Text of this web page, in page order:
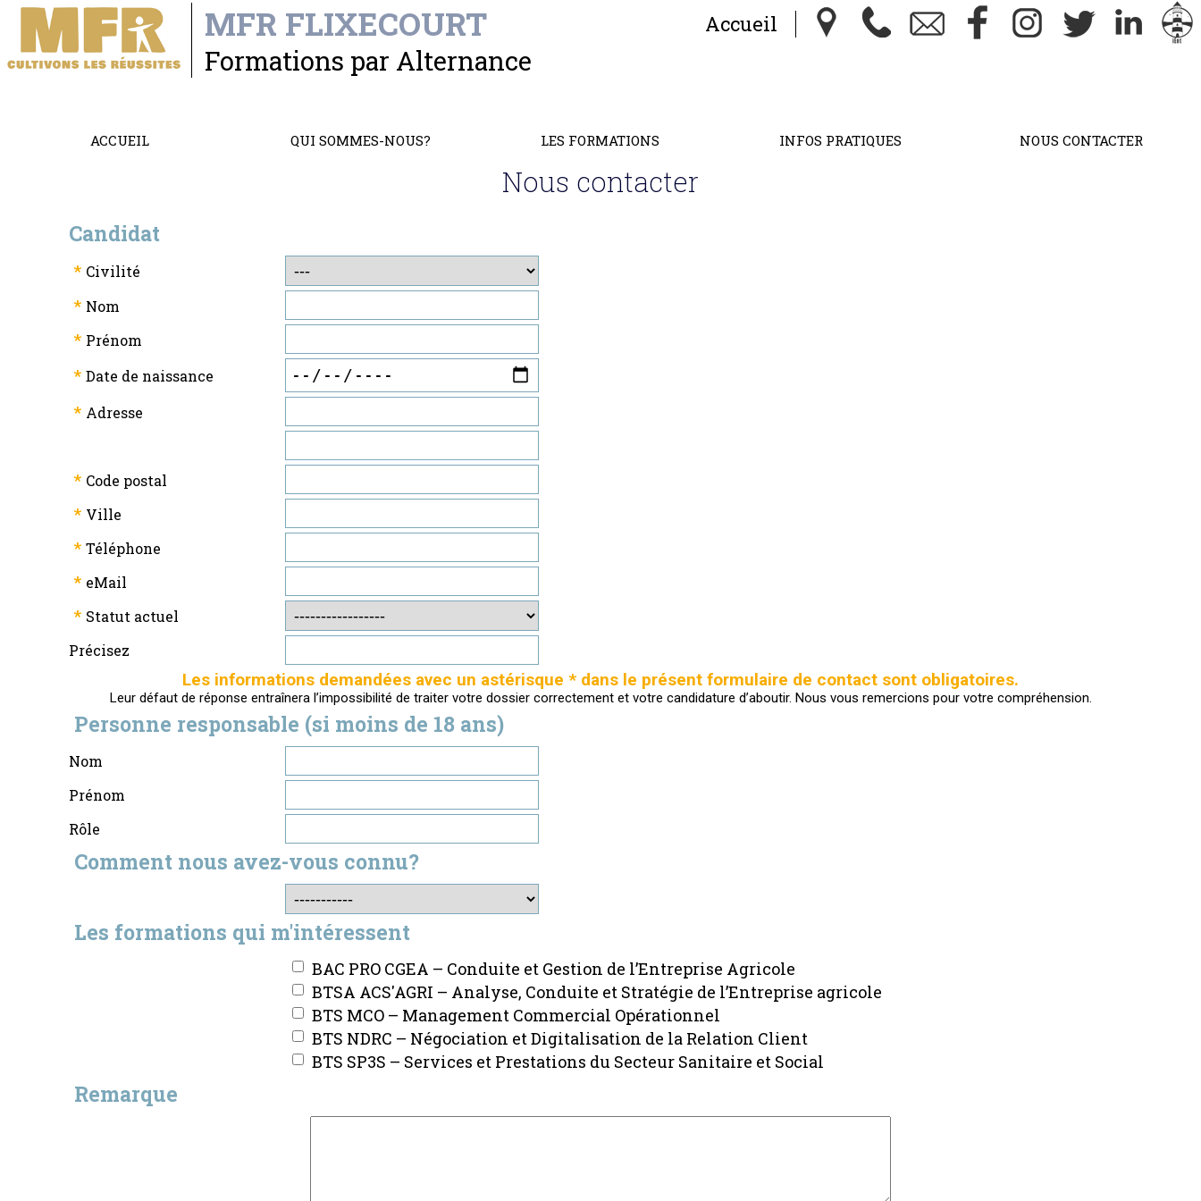
MFR FLIXECOURT
Formations par Alternance
Accueil
ACCUEIL QUI SOMMES-NOUS? LES FORMATIONS INFOS PRATIQUES NOUS CONTACTER
Nous contacter
Candidat
* Civilité
* Nom
* Prénom
* Date de naissance
* Adresse
* Code postal
* Ville
* Téléphone
* eMail
* Statut actuel
Précisez
Les informations demandées avec un astérisque * dans le présent formulaire de contact sont obligatoires.
Leur défaut de réponse entraînera l’impossibilité de traiter votre dossier correctement et votre candidature d’aboutir. Nous vous remercions pour votre compréhension.
Personne responsable (si moins de 18 ans)
Nom
Prénom
Rôle
Comment nous avez-vous connu?
Les formations qui m'intéressent
BAC PRO CGEA – Conduite et Gestion de l’Entreprise Agricole
BTSA ACS'AGRI – Analyse, Conduite et Stratégie de l’Entreprise agricole
BTS MCO – Management Commercial Opérationnel
BTS NDRC – Négociation et Digitalisation de la Relation Client
BTS SP3S – Services et Prestations du Secteur Sanitaire et Social
Remarque